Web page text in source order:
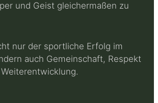
und Geist gleichermaßen zu
nur der sportliche Erfolg im
auch Gemeinschaft, Respekt